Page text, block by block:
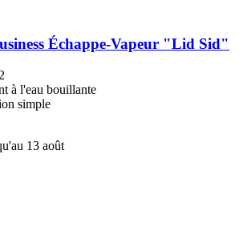
Échappe-​Vapeur "Lid Sid"
à l'eau bouillante
simple
13 août